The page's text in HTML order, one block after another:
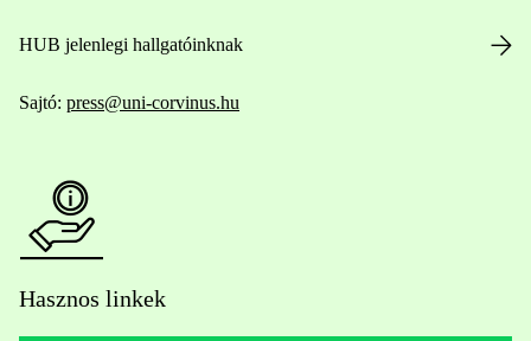
HUB jelenlegi hallgatóinknak
Sajtó: press@uni-corvinus.hu
Hasznos linkek